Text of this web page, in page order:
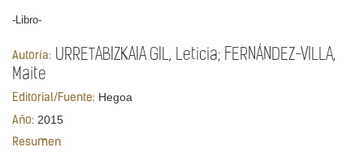
-Libro-
Autoría: URRETABIZKAIA GIL, Leticia; FERNÁNDEZ-VILLA,
Maite
Editorial/Fuente: Hegoa
Año: 2015
Resumen